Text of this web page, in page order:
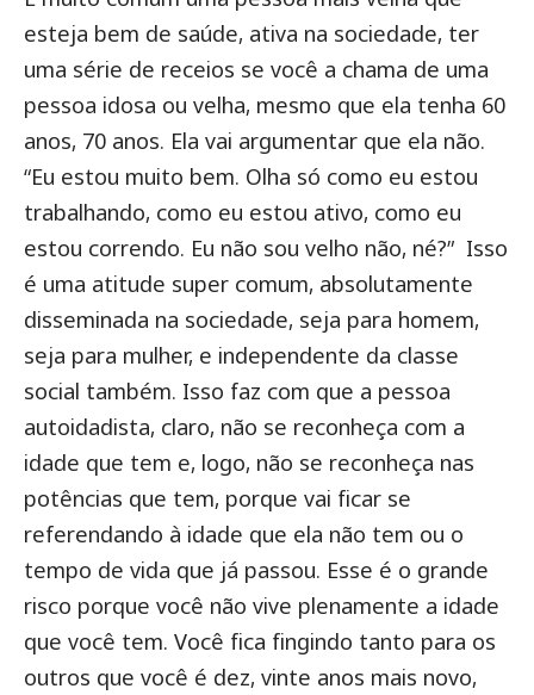
esteja bem de saúde, ativa na sociedade, ter
uma série de receios se você a chama de uma
pessoa idosa ou velha, mesmo que ela tenha 60
anos, 70 anos. Ela vai argumentar que ela não.
“Eu estou muito bem. Olha só como eu estou
trabalhando, como eu estou ativo, como eu
estou correndo. Eu não sou velho não, né?” Isso
é uma atitude super comum, absolutamente
disseminada na sociedade, seja para homem,
seja para mulher, e independente da classe
social também. Isso faz com que a pessoa
autoidadista, claro, não se reconheça com a
idade que tem e, logo, não se reconheça nas
potências que tem, porque vai ficar se
referendando à idade que ela não tem ou o
tempo de vida que já passou. Esse é o grande
risco porque você não vive plenamente a idade
que você tem. Você fica fingindo tanto para os
outros que você é dez, vinte anos mais novo,